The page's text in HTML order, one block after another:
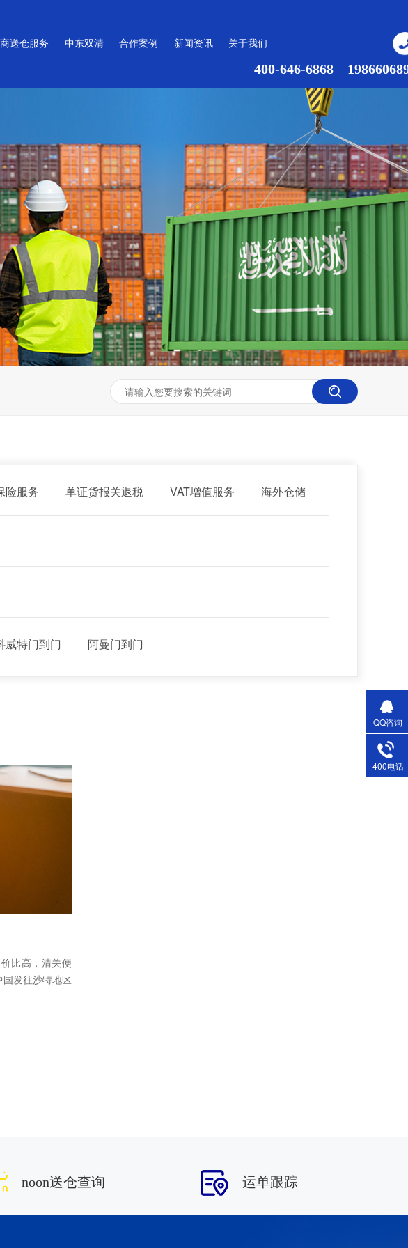
送仓服务 中东双清 合作案例 新闻资讯 关于我们
400-646-6868
险服务 单证货报关退税 VAT增值服务 海外仓储
威特门到门 阿曼门到门
比高，清关便
发往沙特地区
noon送仓查询 运单跟踪
QQ咨询
400电话